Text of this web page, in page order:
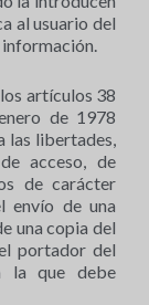
al usuario del
artículos 38
de 1978
las libertades,
acceso, de
de carácter
envío de una
una copia del
portador del
la que debe